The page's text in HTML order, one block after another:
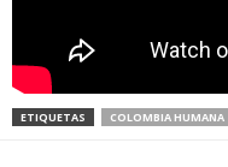
ETIQUETAS COLOMBIA HUMANA